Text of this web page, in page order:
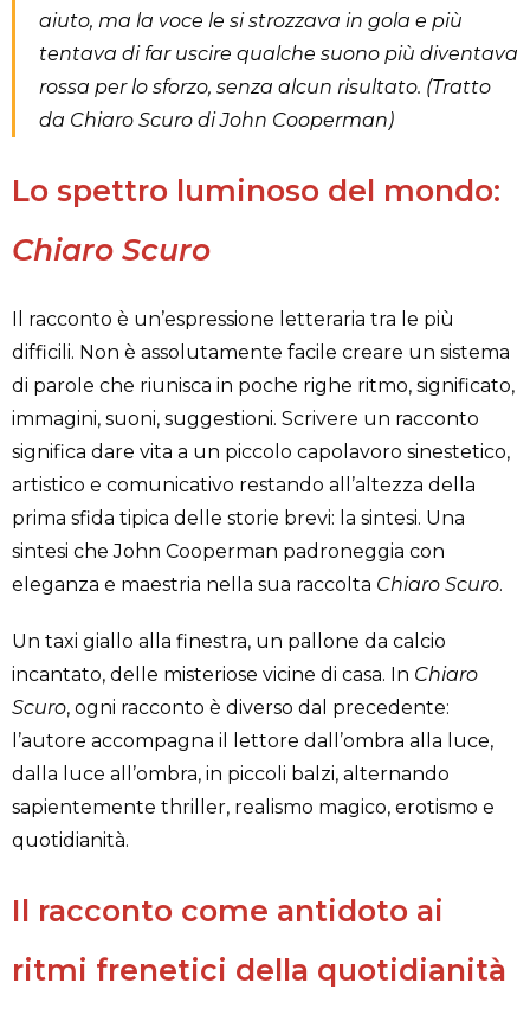
aiuto, ma la voce le si strozzava in gola e più
tentava di far uscire qualche suono più diventava
rossa per lo sforzo, senza alcun risultato. (Tratto
da Chiaro Scuro di John Cooperman)
Lo spettro luminoso del mondo:
Chiaro Scuro
Il racconto è un’espressione letteraria tra le più
difficili. Non è assolutamente facile creare un sistema
di parole che riunisca in poche righe ritmo, significato,
immagini, suoni, suggestioni. Scrivere un racconto
significa dare vita a un piccolo capolavoro sinestetico,
artistico e comunicativo restando all’altezza della
prima sfida tipica delle storie brevi: la sintesi. Una
sintesi che John Cooperman padroneggia con
eleganza e maestria nella sua raccolta Chiaro Scuro.
Un taxi giallo alla finestra, un pallone da calcio
incantato, delle misteriose vicine di casa. In Chiaro
Scuro, ogni racconto è diverso dal precedente:
l’autore accompagna il lettore dall’ombra alla luce,
dalla luce all’ombra, in piccoli balzi, alternando
sapientemente thriller, realismo magico, erotismo e
quotidianità.
Il racconto come antidoto ai
ritmi frenetici della quotidianità